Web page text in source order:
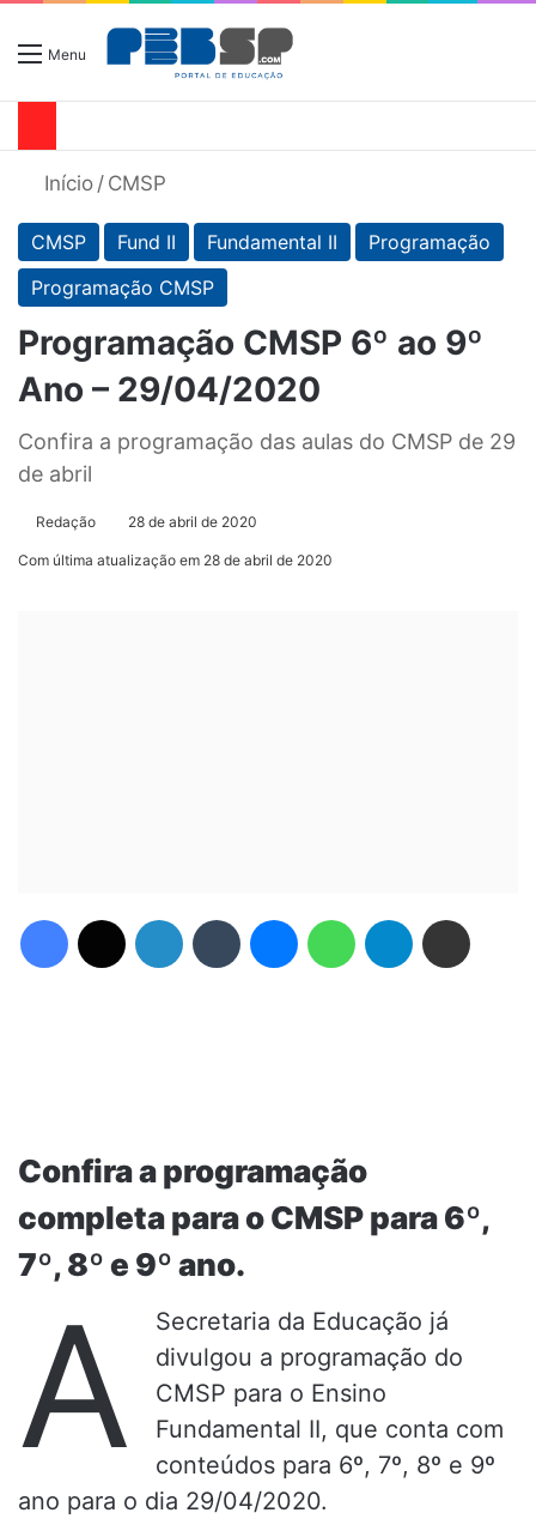
Menu
Início / CMSP
CMSP Fund II Fundamental II
Programação
Programação CMSP
Programação CMSP 6º ao 9º
Ano – 29/04/2020
Confira a programação das aulas do CMSP de 29
de abril
Redação 28 de abril de 2020
Com última atualização em 28 de abril de 2020
Confira a programação
completa para o CMSP para 6º,
7º, 8º e 9º ano.
A
Secretaria da Educação já
divulgou a programação do
CMSP para o Ensino
Fundamental II, que conta com
conteúdos para 6º, 7º, 8º e 9º
ano para o dia 29/04/2020.